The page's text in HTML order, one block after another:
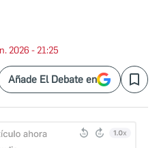
2026 - 21:25
Añade El Debate en Save